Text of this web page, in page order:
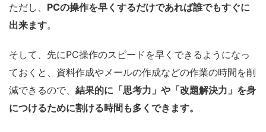
ただし、 PCの操作を早くするだけであれば誰でもすぐに
出来ます。
そして、先にPC操作のスピードを早くできるようになっ
ておくと、資料作成やメールの作成などの作業の時間を削
減できるので、 結果的に「思考力」や「改題解決力」を身
につけるために割ける時間も多くできます。